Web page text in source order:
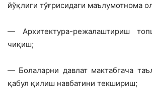
йўқлиги тўғрисидаги маълумотнома
— Архитектура-режалаштириш
чиқиш;
— Болаларни давлат мактабгача
қабул қилиш навбатини текшириш;